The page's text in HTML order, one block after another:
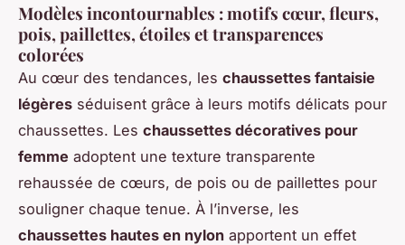
Modèles incontournables : motifs cœur, fleurs,
pois, paillettes, étoiles et transparences
colorées
Au cœur des tendances, les chaussettes fantaisie
légères séduisent grâce à leurs motifs délicats pour
chaussettes. Les chaussettes décoratives pour
femme adoptent une texture transparente
rehaussée de cœurs, de pois ou de paillettes pour
souligner chaque tenue. À l’inverse, les
chaussettes hautes en nylon apportent un effet